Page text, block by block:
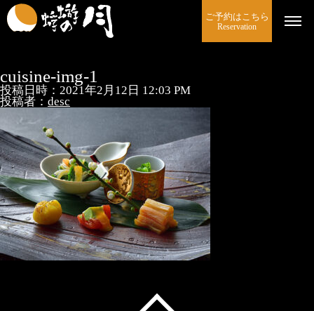
ご予約はこちら
Reservation
cuisine-img-1
投稿日時：2021年2月12日 12:03 PM
投稿者： desc